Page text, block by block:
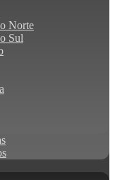
Norte
Sul